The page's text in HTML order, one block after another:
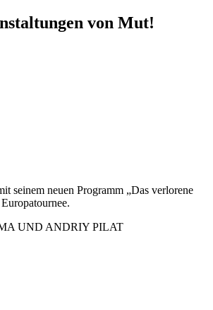
von Mut!
seinem neuen Programm „Das verlorene